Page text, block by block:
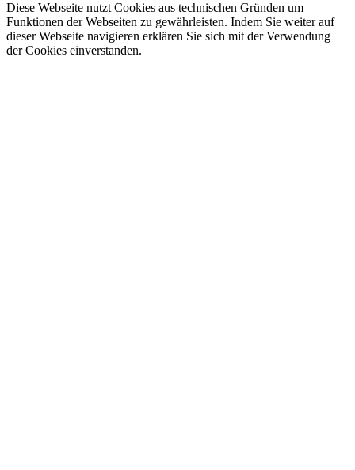
Diese Webseite nutzt Cookies aus technischen Gründen um
Funktionen der Webseiten zu gewährleisten. Indem Sie weiter auf
dieser Webseite navigieren erklären Sie sich mit der Verwendung
der Cookies einverstanden.